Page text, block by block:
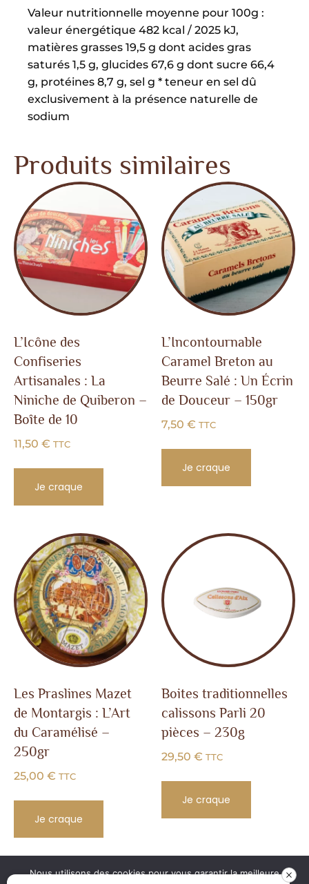
Valeur nutritionnelle moyenne pour 100g :
valeur énergétique 482 kcal / 2025 kJ,
matières grasses 19,5 g dont acides gras
saturés 1,5 g, glucides 67,6 g dont sucre 66,4
g, protéines 8,7 g, sel g * teneur en sel dû
exclusivement à la présence naturelle de
sodium
Produits similaires
L’Icône des
Confiseries
Artisanales : La
Niniche de Quiberon –
Boîte de 10
11,50 € TTC
Je craque
L’Incontournable
Caramel Breton au
Beurre Salé : Un Écrin
de Douceur – 150gr
7,50 € TTC
Je craque
Les Praslines Mazet
de Montargis : L’Art
du Caramélisé –
250gr
25,00 € TTC
Je craque
Boites traditionnelles
calissons Parli 20
pièces – 230g
29,50 € TTC
Je craque
MENTIONS SITE CRÉÉ
Nous utilisons des cookies pour vous garantir la meilleure